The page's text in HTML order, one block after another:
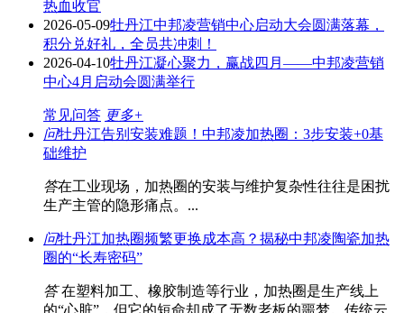
热血收官
2026-05-09牡丹江中邦凌营销中心启动大会圆满落幕，
积分兑好礼，全员共冲刺！
2026-04-10牡丹江凝心聚力，赢战四月——中邦凌营销
中心4月启动会圆满举行
常见问答 更多+
问牡丹江告别安装难题！中邦凌加热圈：3步安装+0基
础维护
答在工业现场，加热圈的安装与维护复杂性往往是困扰
生产主管的隐形痛点。...
问牡丹江加热圈频繁更换成本高？揭秘中邦凌陶瓷加热
圈的“长寿密码”
答在塑料加工、橡胶制造等行业，加热圈是生产线上
的“心脏”，但它的短命却成了无数老板的噩梦。传统云